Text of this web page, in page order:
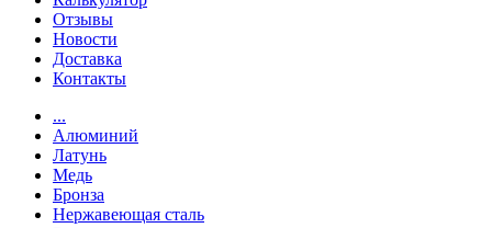
Отзывы
Новости
Доставка
Контакты
...
Алюминий
Латунь
Медь
Бронза
Нержавеющая сталь